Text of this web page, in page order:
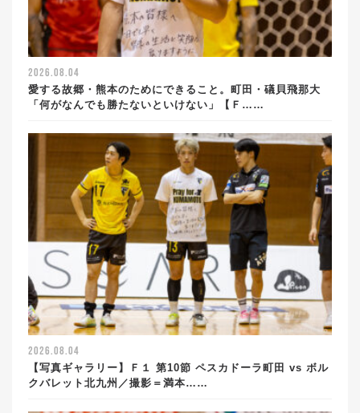
2026.08.04
愛する故郷・熊本のためにできること。町田・礒貝飛那大
「何がなんでも勝たないといけない」【Ｆ……
2026.08.04
【写真ギャラリー】Ｆ１ 第10節 ペスカドーラ町田 vs ボル
クバレット北九州／撮影＝満本……